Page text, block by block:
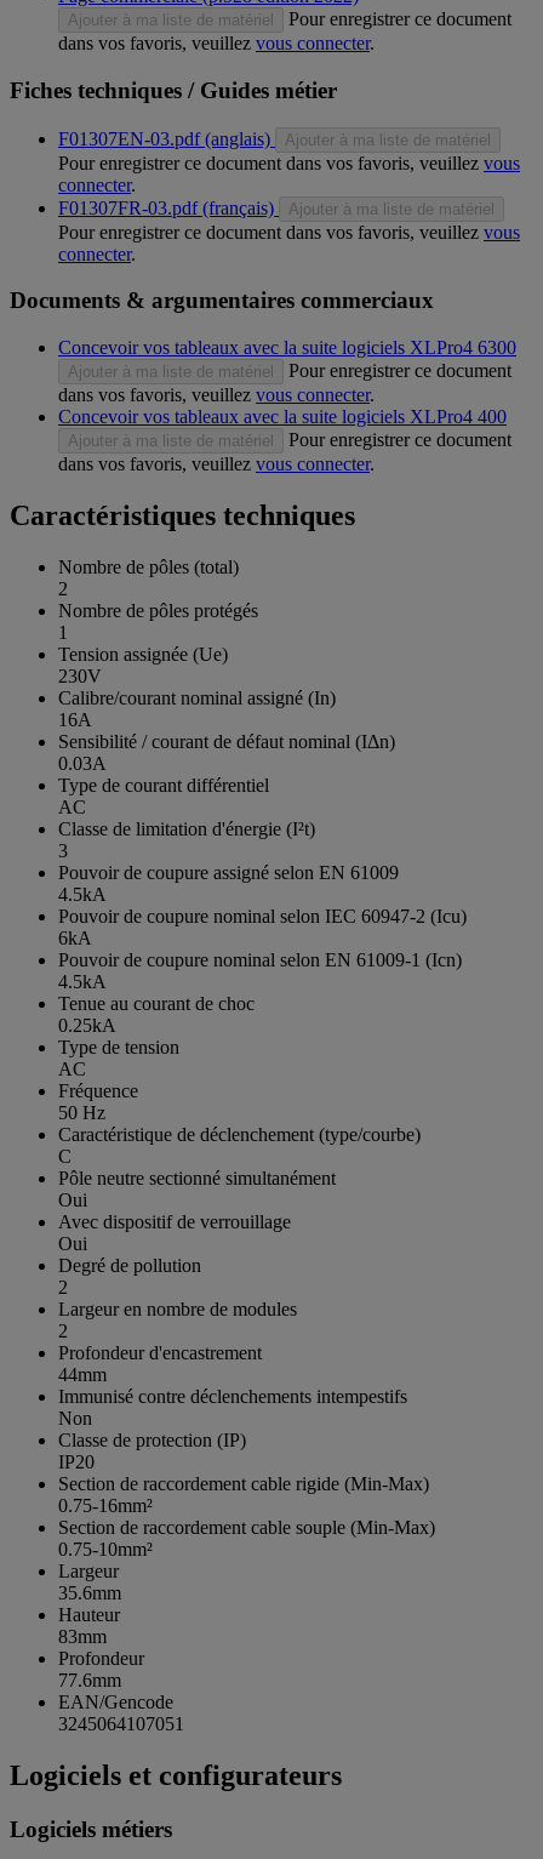
Ajouter à ma liste de matériel
Pour enregistrer ce document
dans vos favoris, veuillez vous connecter.
Fiches techniques / Guides métier
F01307EN-03.pdf (anglais) Ajouter à ma liste de matériel
Pour enregistrer ce document dans vos favoris, veuillez vous
connecter.
F01307FR-03.pdf (français)
Ajouter à ma liste de matériel
Pour enregistrer ce document dans vos favoris, veuillez vous
connecter.
Documents & argumentaires commerciaux
Concevoir vos tableaux avec la suite logiciels XLPro4 6300
Ajouter à ma liste de matériel
Pour enregistrer ce document
dans vos favoris, veuillez vous connecter.
Concevoir vos tableaux avec la suite logiciels XLPro4 400
Ajouter à ma liste de matériel
Pour enregistrer ce document
dans vos favoris, veuillez vous connecter.
Caractéristiques techniques
Nombre de pôles (total)
2
Nombre de pôles protégés
1
Tension assignée (Ue)
230V
Calibre/courant nominal assigné (In)
16A
Sensibilité / courant de défaut nominal (IΔn)
0.03A
Type de courant différentiel
AC
Classe de limitation d'énergie (I²t)
3
Pouvoir de coupure assigné selon EN 61009
4.5kA
Pouvoir de coupure nominal selon IEC 60947-2 (Icu)
6kA
Pouvoir de coupure nominal selon EN 61009-1 (Icn)
4.5kA
Tenue au courant de choc
0.25kA
Type de tension
AC
Fréquence
50 Hz
Caractéristique de déclenchement (type/courbe)
C
Pôle neutre sectionné simultanément
Oui
Avec dispositif de verrouillage
Oui
Degré de pollution
2
Largeur en nombre de modules
2
Profondeur d'encastrement
44mm
Immunisé contre déclenchements intempestifs
Non
Classe de protection (IP)
IP20
Section de raccordement cable rigide (Min-Max)
0.75-16mm²
Section de raccordement cable souple (Min-Max)
0.75-10mm²
Largeur
35.6mm
Hauteur
83mm
Profondeur
77.6mm
EAN/Gencode
3245064107051
Logiciels et configurateurs
Logiciels métiers